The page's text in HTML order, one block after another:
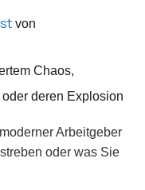
von
Chaos,
deren Explosion
Arbeitgeber
oder was Sie